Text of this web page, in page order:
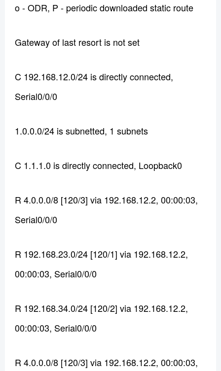
o - ODR, P - periodic downloaded static route
Gateway of last resort is not set
C 192.168.12.0/24 is directly connected,
Serial0/0/0
1.0.0.0/24 is subnetted, 1 subnets
C 1.1.1.0 is directly connected, Loopback0
R 4.0.0.0/8 [120/3] via 192.168.12.2, 00:00:03,
Serial0/0/0
R 192.168.23.0/24 [120/1] via 192.168.12.2,
00:00:03, Serial0/0/0
R 192.168.34.0/24 [120/2] via 192.168.12.2,
00:00:03, Serial0/0/0
R 4.0.0.0/8 [120/3] via 192.168.12.2, 00:00:03,